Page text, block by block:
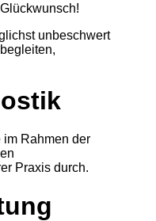
unbeschwert
Rahmen der
Praxis durch.